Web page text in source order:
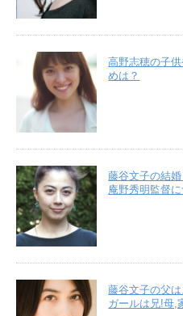
高野志穂の子
めは？
藤谷文子の結
庵野秀明監督
藤谷文子の父
ガールは兄!母,